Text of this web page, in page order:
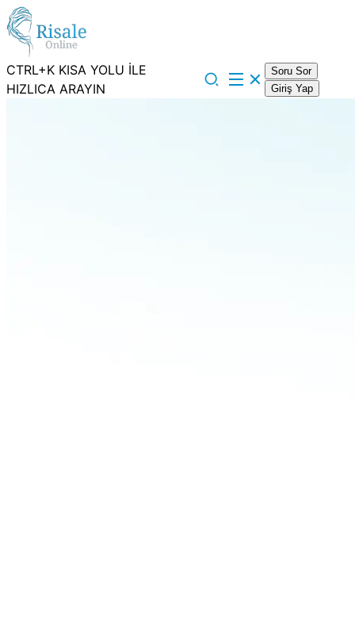
CTRL+K KISA YOLU İLE
HIZLICA ARAYIN
Soru Sor
Giriş Yap